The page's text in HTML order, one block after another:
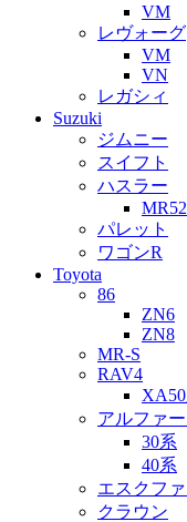
VM
レヴォーグ
VM
VN
レガシィ
Suzuki
ジムニー
スイフト
ハスラー
パレット
ワゴンR
Toyota
86
ZN6
ZN8
MR-S
RAV4
アルファ
30系
40系
エスクフ
クラウン